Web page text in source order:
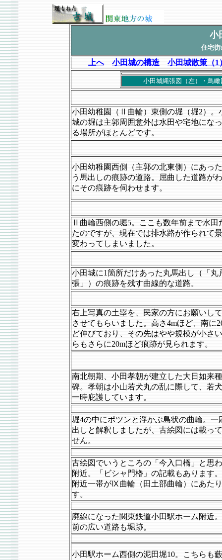
小
住宅街
上へ 小田城の構造 小田城散策（1
小田城縄張図（左）・鳥
小田幼稚園（Ⅱ曲輪）東側の堀（堀2）。
城の堀は主郭周囲意外は水田や宅地にな
る場所がほとんどです。
小田幼稚園西側（主郭の北東側）にあっ
う馬出しの痕跡の道路。屈曲した道路が
にその痕跡を伺わせます。
Ⅱ曲輪西側の堀5。ここも数年前まで水田
たのですが、現在では排水路が作られて
変わってしまいました。
小田城に1箇所だけあった丸馬出し（「丸
張」）の痕跡を残す曲線的な道路。
右上写真の土塁を、民家の方にお願いし
させてもらいました。高さ4mほど、南に
ど伸びており、その先はやや規模が小さ
らもさらに20mほど痕跡が見られます。
南北朝期、小田孝朝が建立した大日如来
碑。孝朝は小山若犬丸の乱に際して、若
一時庇護しています。
堀4の中にポツンと浮かぶ島状の曲輪。一
出しと解釈しましたが、古絵図には載っ
せん。
古絵図でいうところの「今入口橋」と思
附近。「ビシャ門櫓」の記載もあります
附近一帯がⅨ曲輪（田土部曲輪）にあた
す。
廃線になった関東鉄道小田駅ホーム附近
前の広い道路も堀跡。
小田駅ホーム西側の泥田堀10。こちらも